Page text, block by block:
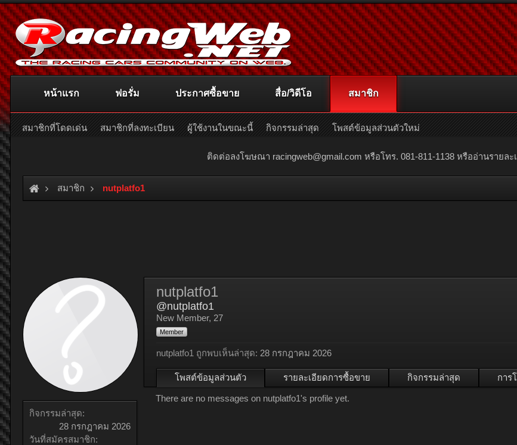
ติดต่อลงโฆษณา racingweb@gmail.com หรือโทร. 081-811-1138 หรืออ่านรายล
สมาชิก nutplatfo1
กิจกรรมล่าสุด:
28 กรกฎาคม 2026
วันที่สมัครสมาชิก:
nutplatfo1
@nutplatfo1
New Member, 27
Member
nutplatfo1 ถูกพบเห็นล่าสุด: 28 กรกฎาคม 2026
โพสต์ข้อมูลส่วนตัว รายละเอียดการซื้อขาย กิจกรรมล่าสุด การ
There are no messages on nutplatfo1's profile yet.
หน้าแรก ฟอรั่ม ประกาศซื้อขาย สื่อ/วิดีโอ สมาชิก
สมาชิกที่โดดเด่น สมาชิกที่ลงทะเบียน ผู้ใช้งานในขณะนี้ กิจกรรมล่าสุด โพสต์ข้อมูลส่วนตัวใหม่